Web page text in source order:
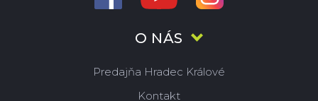
O NÁS
Predajňa Hradec Králové
Kontakt